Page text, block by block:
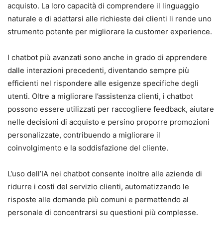
acquisto. La loro capacità di comprendere il linguaggio
naturale e di adattarsi alle richieste dei clienti li rende uno
strumento potente per migliorare la customer experience.
I chatbot più avanzati sono anche in grado di apprendere
dalle interazioni precedenti, diventando sempre più
efficienti nel rispondere alle esigenze specifiche degli
utenti. Oltre a migliorare l’assistenza clienti, i chatbot
possono essere utilizzati per raccogliere feedback, aiutare
nelle decisioni di acquisto e persino proporre promozioni
personalizzate, contribuendo a migliorare il
coinvolgimento e la soddisfazione del cliente.
L’uso dell’IA nei chatbot consente inoltre alle aziende di
ridurre i costi del servizio clienti, automatizzando le
risposte alle domande più comuni e permettendo al
personale di concentrarsi su questioni più complesse.